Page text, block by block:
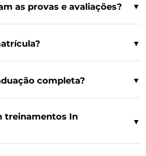
as provas e avaliações? ▼
▼
completa? ▼
treinamentos In
▼